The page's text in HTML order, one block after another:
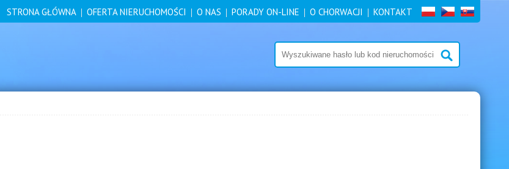
STRONA GŁÓWNA OFERTA NIERUCHOMOŚCI O NAS PORADY ON-LINE O CHORWACJI KONTAKT